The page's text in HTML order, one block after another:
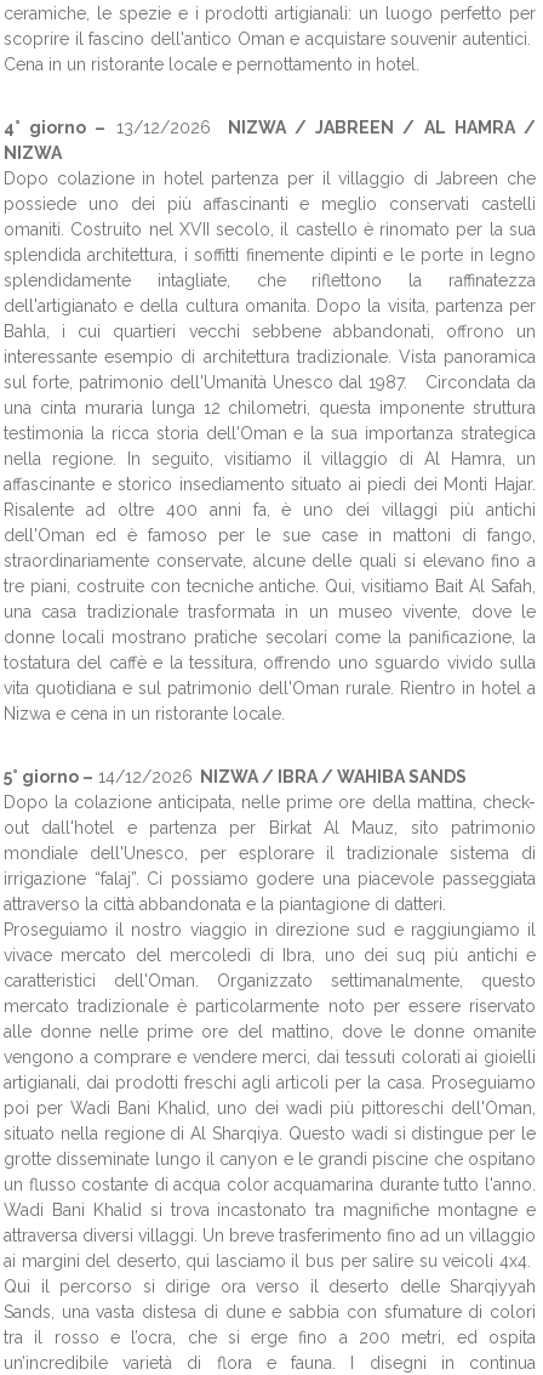
ceramiche, le spezie e i prodotti artigianali: un luogo perfetto per
scoprire il fascino dell'antico Oman e acquistare souvenir autentici.
Cena in un ristorante locale e pernottamento in hotel.
4° giorno – 13/12/2026 NIZWA / JABREEN / AL HAMRA /
NIZWA
Dopo colazione in hotel partenza per il villaggio di Jabreen che
possiede uno dei più affascinanti e meglio conservati castelli
omaniti. Costruito nel XVII secolo, il castello è rinomato per la sua
splendida architettura, i soffitti finemente dipinti e le porte in legno
splendidamente intagliate, che riflettono la raffinatezza
dell'artigianato e della cultura omanita. Dopo la visita, partenza per
Bahla, i cui quartieri vecchi sebbene abbandonati, offrono un
interessante esempio di architettura tradizionale. Vista panoramica
sul forte, patrimonio dell'Umanità Unesco dal 1987. Circondata da
una cinta muraria lunga 12 chilometri, questa imponente struttura
testimonia la ricca storia dell'Oman e la sua importanza strategica
nella regione. In seguito, visitiamo il villaggio di Al Hamra, un
affascinante e storico insediamento situato ai piedi dei Monti Hajar.
Risalente ad oltre 400 anni fa, è uno dei villaggi più antichi
dell'Oman ed è famoso per le sue case in mattoni di fango,
straordinariamente conservate, alcune delle quali si elevano fino a
tre piani, costruite con tecniche antiche. Qui, visitiamo Bait Al Safah,
una casa tradizionale trasformata in un museo vivente, dove le
donne locali mostrano pratiche secolari come la panificazione, la
tostatura del caffè e la tessitura, offrendo uno sguardo vivido sulla
vita quotidiana e sul patrimonio dell'Oman rurale. Rientro in hotel a
Nizwa e cena in un ristorante locale.
5° giorno – 14/12/2026 NIZWA / IBRA / WAHIBA SANDS
Dopo la colazione anticipata, nelle prime ore della mattina, check-
out dall'hotel e partenza per Birkat Al Mauz, sito patrimonio
mondiale dell'Unesco, per esplorare il tradizionale sistema di
irrigazione “falaj”. Ci possiamo godere una piacevole passeggiata
attraverso la città abbandonata e la piantagione di datteri.
Proseguiamo il nostro viaggio in direzione sud e raggiungiamo il
vivace mercato del mercoledì di Ibra, uno dei suq più antichi e
caratteristici dell'Oman. Organizzato settimanalmente, questo
mercato tradizionale è particolarmente noto per essere riservato
alle donne nelle prime ore del mattino, dove le donne omanite
vengono a comprare e vendere merci, dai tessuti colorati ai gioielli
artigianali, dai prodotti freschi agli articoli per la casa. Proseguiamo
poi per Wadi Bani Khalid, uno dei wadi più pittoreschi dell'Oman,
situato nella regione di Al Sharqiya. Questo wadi si distingue per le
grotte disseminate lungo il canyon e le grandi piscine che ospitano
un flusso costante di acqua color acquamarina durante tutto l'anno.
Wadi Bani Khalid si trova incastonato tra magnifiche montagne e
attraversa diversi villaggi. Un breve trasferimento fino ad un villaggio
ai margini del deserto, qui lasciamo il bus per salire su veicoli 4x4.
Qui il percorso si dirige ora verso il deserto delle Sharqiyyah
Sands, una vasta distesa di dune e sabbia con sfumature di colori
tra il rosso e l’ocra, che si erge fino a 200 metri, ed ospita
un’incredibile varietà di flora e fauna. I disegni in continua